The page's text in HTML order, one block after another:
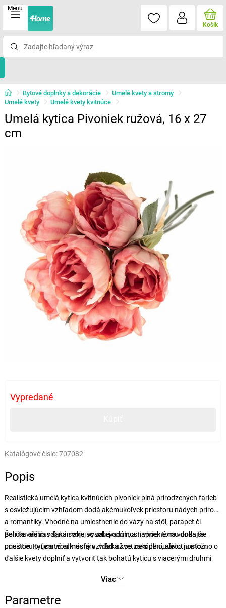
Menu
Košík
Bytové doplnky a dekorácie
Umelé kvety a stromy
Umelé kvety
Umelé kvety kvitnúce
Umelá kytica Pivoniek ružová, 16 x 27
cm
Vypredané
Katalógové číslo:707082
Popis
Realistická umelá kytica kvitnúcich pivoniek plná prirodzených farieb
s osviežujúcim vzhľadom dodá akémukoľvek priestoru nádych prírody
a romantiky. Vhodné na umiestnenie do vázy na stôl, parapet či
poličku alebo vďaka svojej vysokej odolnosti vhodné na vonkajšie
použitie. Kytica tvorí krásny vzhľad už po zakúpení, alebo ju možno o
ďalšie kvety doplniť a vytvoriť tak bohatú kyticu s viacerými druhmi
Šetrite váš čas aj námahu so zalievaním, a napriek tomu dodajte
priestoru príjemnú atmosféru, vďaka kvetine s dlhou životnosťou.
Viac
Parametre